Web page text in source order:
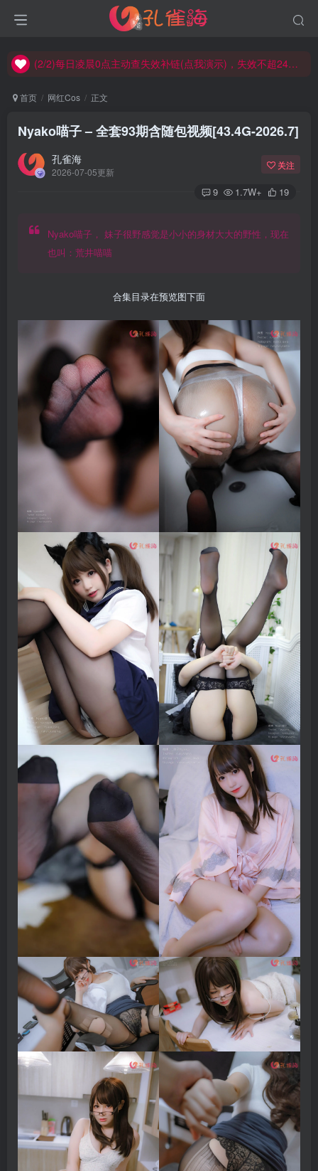
(2/2)每日凌晨0点主动查失效补链(点我演示)，失效不超24小时，
(2/2)每日凌晨0点主动查失效补链(点我演示)，失效不超24小时，
首页 网红Cos 正文
Nyako喵子 – 全套93期含随包视频[43.4G-2026.7]
孔雀海
2026-07-05更新
关注
9 1.7W+ 19
Nyako喵子， 妹子很野感觉是小小的身材大大的野性，现在
也叫：荒井喵喵
合集目录在预览图下面